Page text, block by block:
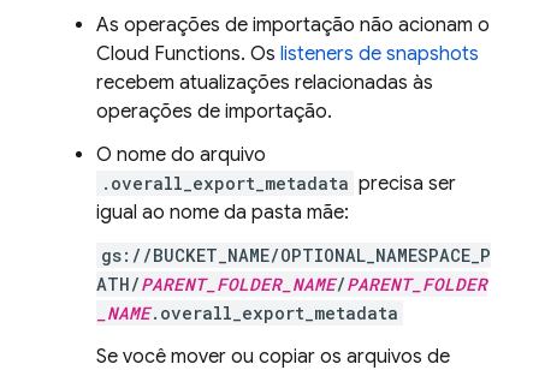
As operações de importação não acionam o
Cloud Functions. Os listeners de snapshots
recebem atualizações relacionadas às
operações de importação.
O nome do arquivo
.overall_export_metadata precisa ser
igual ao nome da pasta mãe:
gs://BUCKET_NAME/OPTIONAL_NAMESPACE_P
ATH/PARENT_FOLDER_NAME/PARENT_FOLDER
_NAME.overall_export_metadata
Se você mover ou copiar os arquivos de